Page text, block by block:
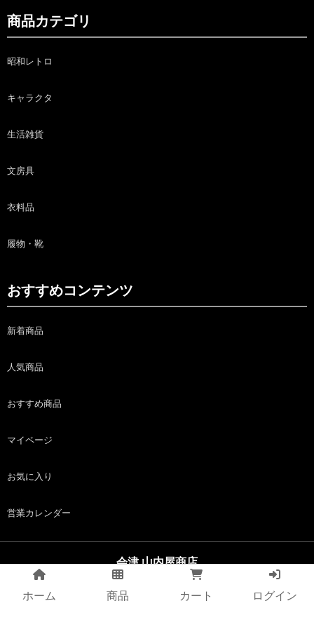
商品カテゴリ
昭和レトロ
キャラクタ
生活雑貨
文房具
衣料品
履物・靴
おすすめコンテンツ
新着商品
人気商品
おすすめ商品
マイページ
お気に入り
営業カレンダー
会津 山内屋商店
copyright (c) 会津 山内屋商店 all rights reserved.
ホーム 商品 カート ログイン